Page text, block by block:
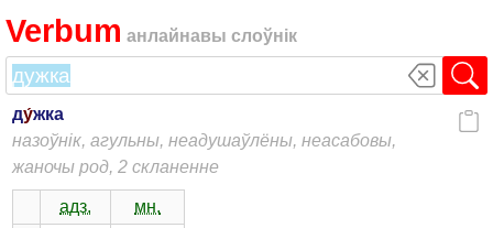
Verbum анлайнавы слоўнік
ду́жка
назоўнік, агульны, неадушаўлёны, неасабовы,
жаночы род, 2 скланенне
адз.
мн.